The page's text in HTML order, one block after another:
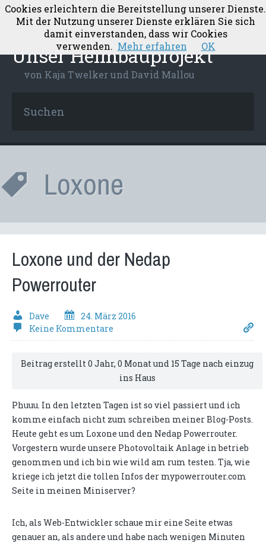
Unser Heimbauprojekt
von Kaja Twelker und David Mallou
Loxone
Loxone und der Nedap
Powerrouter
Dave
24. März 2016
Keine Kommentare
Beitrag erstellt 0 Jahr, 0 Monat und 15 Tage nach einzug
ins Haus
Phuuu. In den letzten Tagen ist so viel passiert und ich
komme einfach nicht zum schreiben meiner Blog-Posts.
Heute geht es um Loxone und den Nedap Powerrouter.
Vorgestern wurde unsere Photovoltaik Anlage in betrieb
genommen und ich bin wie wild am rum testen. Tja, wie
kriege ich jetzt die tollen Infos der mypowerrouter.com
Seite in meinen Miniserver?
Ich, als Web-Entwickler schaue mir eine Seite etwas
genauer an, als andere und habe nach wenigen Minuten
Cookies erleichtern die Bereitstellung unserer Dienste.
Mit der Nutzung unserer Dienste erklären Sie sich
damit einverstanden, dass wir Cookies
verwenden. Mehr erfahren OK